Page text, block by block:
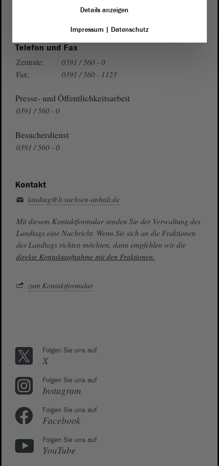
Wegbeschreibung
Telefon und Fax
Zentrale:
0391 / 560 - 0
Fax:
0391 / 560 - 1123
Presse- und Öffentlichkeitsarbeit
0391 / 560 - 0
Besucherdienst
0391 / 560 - 0
Kontakt
landtag@lt.sachsen-anhalt.de
Mit diesem Kontaktformular senden Sie der Verwaltung des
Landtags eine Nachricht. Wenn Sie sich an die Fraktionen
des Landtags richten möchten, dann empfehlen wir die
direkte Kontaktaufnahme mit den Fraktionen.
zum Kontaktformular
Folgen Sie uns auf
X
Folgen Sie uns auf
Instagram
Folgen Sie uns auf
Facebook
Folgen Sie uns auf
YouTube
Details anzeigen
Impressum| Datenschutz